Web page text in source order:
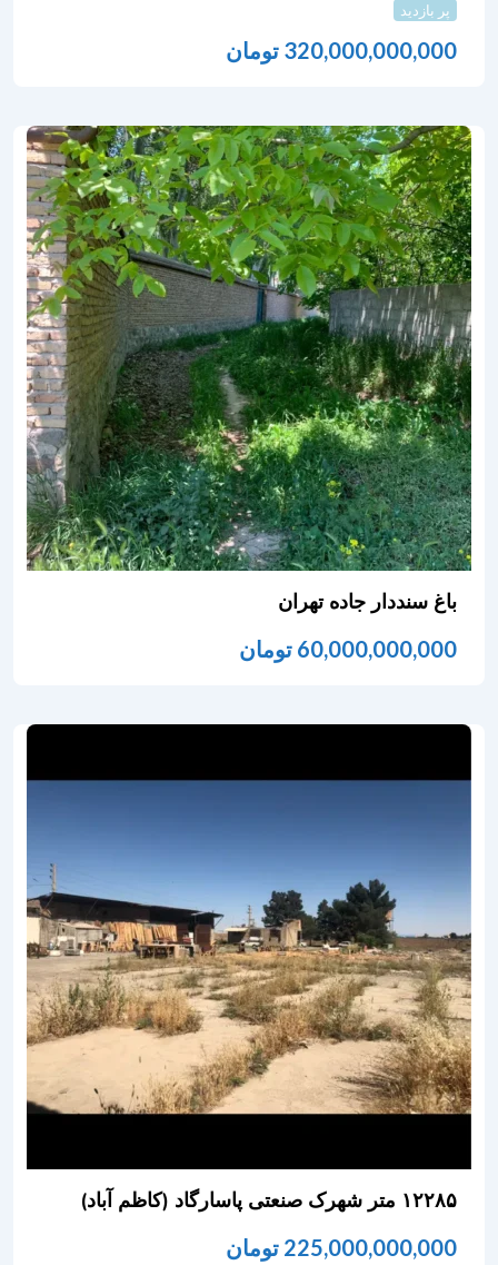
پر بازدید
320,000,000,000 تومان
باغ سنددار جاده تهران
60,000,000,000 تومان
۱۲۲۸۵ متر شهرک صنعتی پاسارگاد (کاظم آباد)
225,000,000,000 تومان